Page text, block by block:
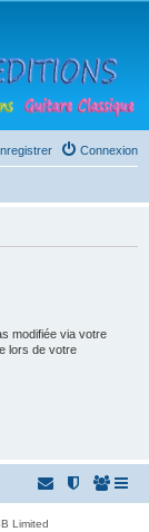
Connexion
modifiée via votre
lors de votre
Limited